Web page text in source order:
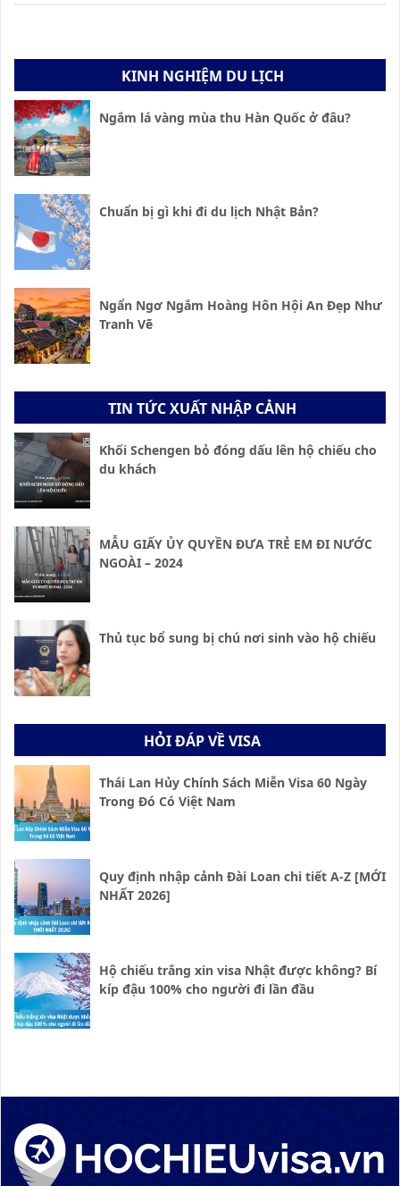
KINH NGHIỆM DU LỊCH
Ngắm lá vàng mùa thu Hàn Quốc ở đâu?
Chuẩn bị gì khi đi du lịch Nhật Bản?
Ngẩn Ngơ Ngắm Hoàng Hôn Hội An Đẹp Như
Tranh Vẽ
TIN TỨC XUẤT NHẬP CẢNH
Khối Schengen bỏ đóng dấu lên hộ chiếu cho
du khách
MẪU GIẤY ỦY QUYỀN ĐƯA TRẺ EM ĐI NƯỚC
NGOÀI – 2024
Thủ tục bổ sung bị chú nơi sinh vào hộ chiếu
HỎI ĐÁP VỀ VISA
Thái Lan Hủy Chính Sách Miễn Visa 60 Ngày
Trong Đó Có Việt Nam
Quy định nhập cảnh Đài Loan chi tiết A-Z [MỚI
NHẤT 2026]
Hộ chiếu trắng xin visa Nhật được không? Bí
kíp đậu 100% cho người đi lần đầu